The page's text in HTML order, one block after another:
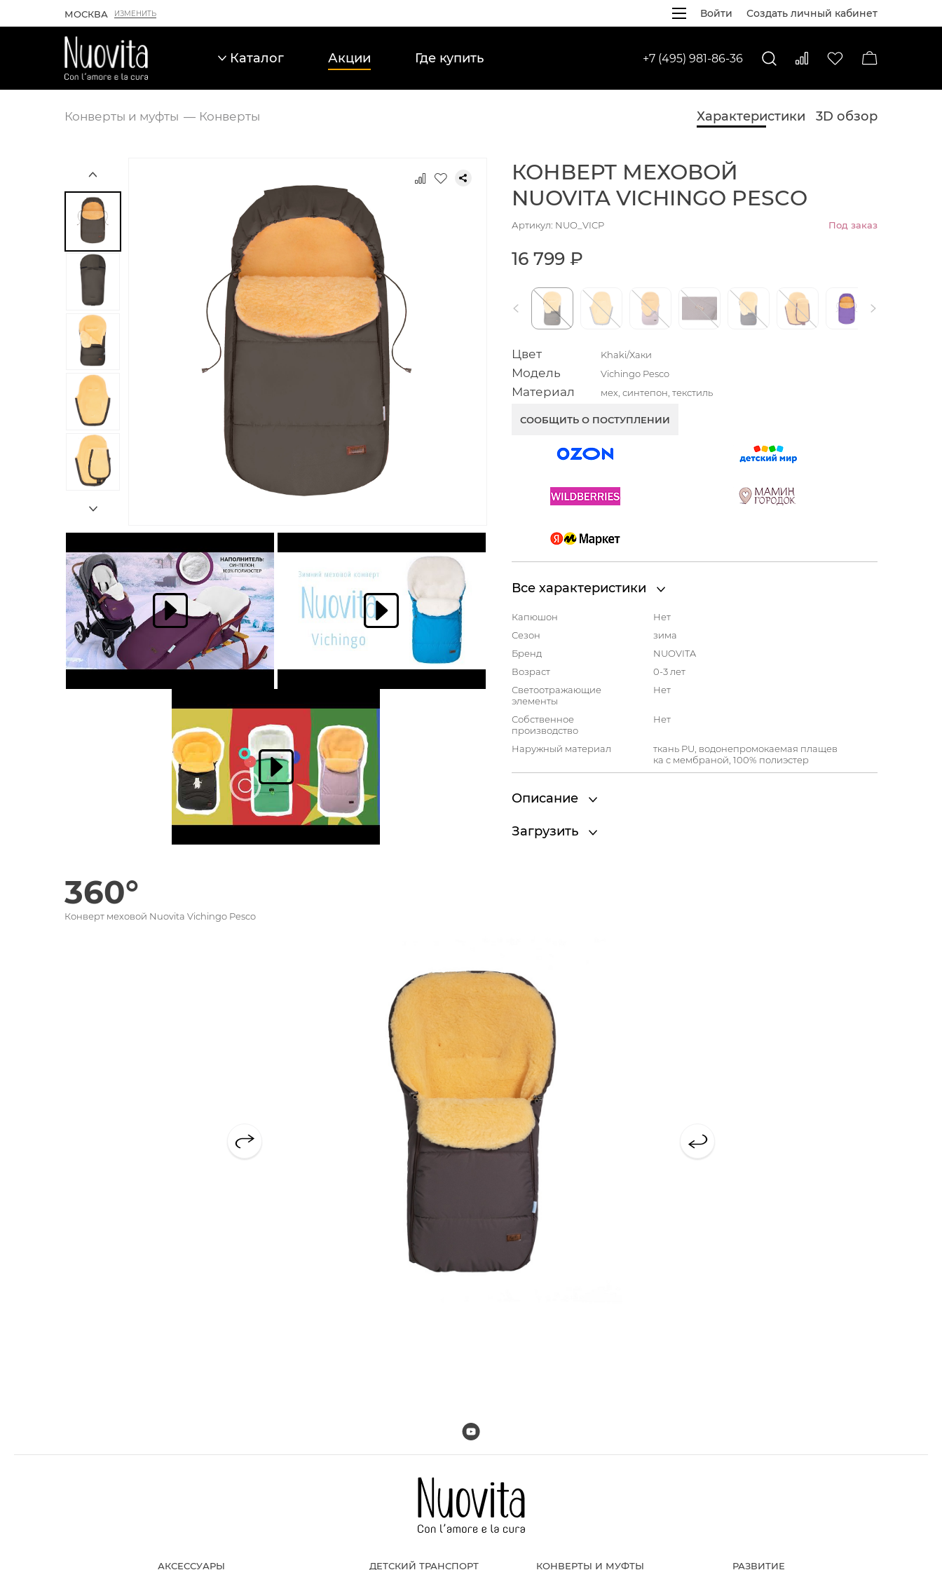
МОСКВА ИЗМЕНИТЬ Войти Создать личный кабинет
Каталог Акции Где купить +7 (495) 981-86-36
Конверты и муфты Конверты Характеристики 3D обзор
Карточка товара
КОНВЕРТ МЕХОВОЙ
NUOVITA VICHINGO PESCO
Артикул: NUO_VICP Под заказ
16 799 ₽
Цвет Khaki/Хаки
Модель Vichingo Pesco
Материал мех, синтепон, текстиль
СООБЩИТЬ О ПОСТУПЛЕНИИ
Все характеристики
Капюшон
Нет
Сезон
зима
Бренд
NUOVITA
Возраст
0-3 лет
Светоотражающие
элементы
Нет
Собственное
производство
Нет
Наружный материал
ткань PU, водонепромокаемая плащев
ка c мембраной, 100% полиэстер
Описание
Загрузить
360°
Конверт меховой Nuovita Vichingo Pesco
АКСЕССУАРЫ ДЕТСКИЙ ТРАНСПОРТ КОНВЕРТЫ И МУФТЫ РАЗВИТИЕ